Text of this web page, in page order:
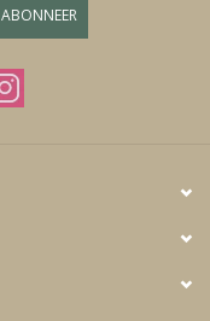
ABONNEER